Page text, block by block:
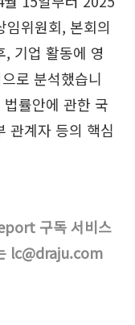
위원회, 본회의
기업 활동에 영
로 분석했습니
률안에 관한 국
관계자 등의 핵심
구독 서비스
lc@draju.com